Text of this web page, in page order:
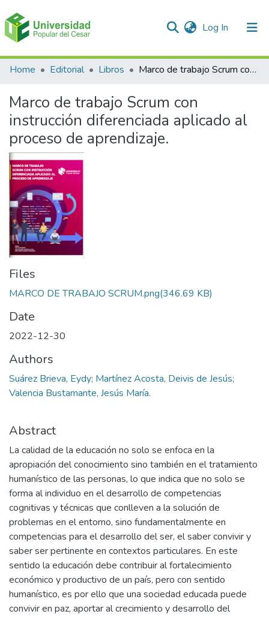
Log In (current)
Communities & Collections
Statistics
Home Editorial Libros Marco de trabajo Scrum con instrucción diferenciada aplicado al proceso de aprendizaje.
Marco de trabajo Scrum con
instrucción diferenciada aplicado al
proceso de aprendizaje.
Files
MARCO DE TRABAJO SCRUM.png(346.69 KB)
Date
2022-12-30
Authors
Suárez Brieva, Eydy; Martínez Acosta, Deivis de Jesús;
Valencia Bustamante, Jesús María.
Abstract
La calidad de la educación no solo se enfoca en la
apropiación del conocimiento sino también en el tratamiento
humanístico de las personas, lo que indica que no solo se
forma al individuo en el desarrollo de competencias
cognitivas y técnicas que conlleven a la solución de
problemas en el entorno, sino fundamentalmente en
competencias para el desarrollo del ser, el saber convivir y
saber ser pertinente en contextos particulares. En este
sentido la educación debe contribuir al fortalecimiento
económico y productivo de un país, pero con sentido
humanístico, es por ello que una sociedad educada puede
convivir en paz, aportar al crecimiento y desarrollo del